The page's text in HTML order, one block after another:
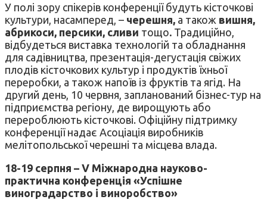
У полі зору спікерів конференції будуть кісточкові
культури, насамперед, – черешня, а також вишня,
абрикоси, персики, сливи тощо. Традиційно,
відбудеться виставка технологій та обладнання
для садівництва, презентація-дегустація свіжих
плодів кісточкових культур і продуктів їхньої
переробки, а також напоїв із фруктів та ягід. На
другий день, 10 червня, запланований бізнес-тур на
підприємства регіону, де вирощують або
перероблюють кісточкові. Офіційну підтримку
конференції надає Асоціація виробників
мелітопольської черешні та місцева влада.
18-19 серпня – V Міжнародна науково-
практична конференція «Успішне
виноградарство і виноробство»